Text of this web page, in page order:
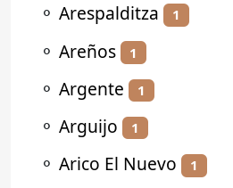
⚬ Arespalditza 1
⚬ Areños 1
⚬ Argente 1
⚬ Arguijo 1
⚬ Arico El Nuevo 1